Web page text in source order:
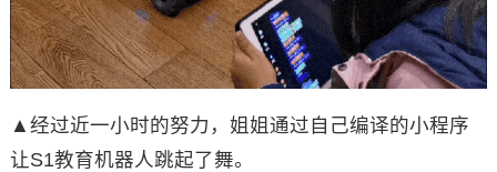
▲经过近一小时的努力，姐姐通过自己编译的小程序
让S1教育机器人跳起了舞。